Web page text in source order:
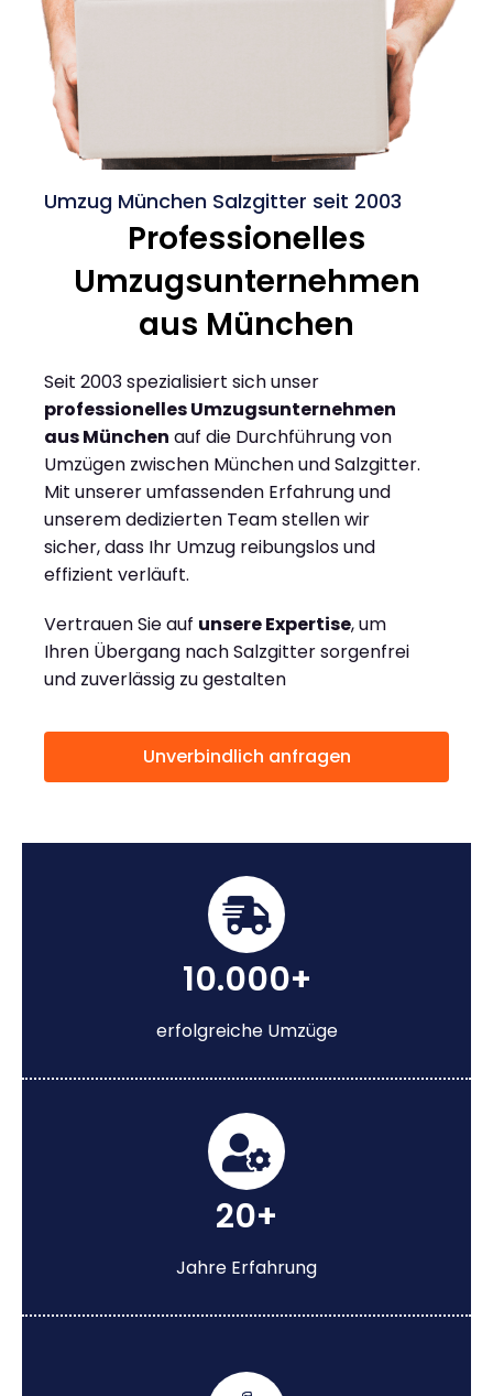
Umzug München Salzgitter seit 2003
Professionelles
Umzugsunternehmen
aus München
Seit 2003 spezialisiert sich unser
professionelles Umzugsunternehmen
aus München auf die Durchführung von
Umzügen zwischen München und Salzgitter.
Mit unserer umfassenden Erfahrung und
unserem dedizierten Team stellen wir
sicher, dass Ihr Umzug reibungslos und
effizient verläuft.
Vertrauen Sie auf unsere Expertise, um
Ihren Übergang nach Salzgitter sorgenfrei
und zuverlässig zu gestalten
Unverbindlich anfragen
10.000+
erfolgreiche Umzüge
20+
Jahre Erfahrung